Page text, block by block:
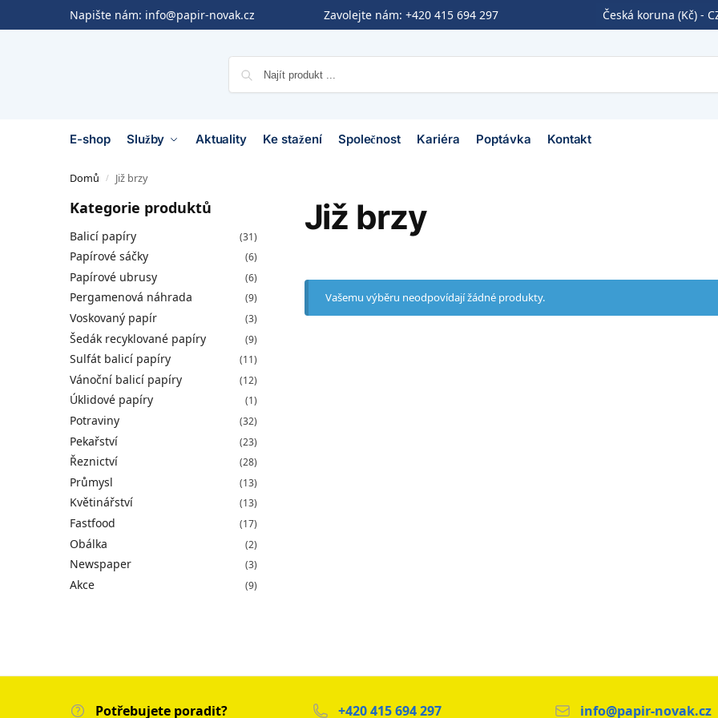
Napište nám: info@papir-novak.cz Zavolejte nám:+420 415 694 297 Česká koruna (Kč) -
E-shop Služby Aktuality Ke stažení Společnost Kariéra Poptávka Kontakt
Domů / Již brzy
Již brzy
Vašemu výběru neodpovídají žádné produkty.
Kategorie produktů
Balicí papíry (31)
Papírové sáčky (6)
Papírové ubrusy (6)
Pergamenová náhrada (9)
Voskovaný papír (3)
Šedák recyklované papíry (9)
Sulfát balicí papíry (11)
Vánoční balicí papíry (12)
Úklidové papíry (1)
Potraviny (32)
Pekařství (23)
Řeznictví (28)
Průmysl (13)
Květinářství (13)
Fastfood (17)
Obálka (2)
Newspaper (3)
Akce (9)
Potřebujete poradit? +420 415 694 297 info@papir-novak.cz